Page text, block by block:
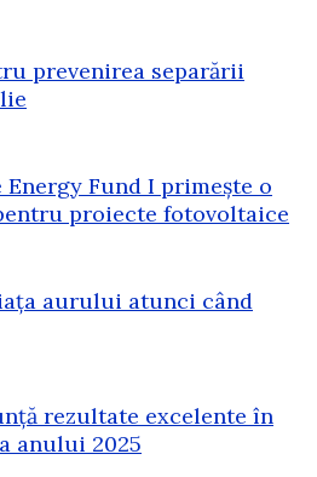
prevenirea separării
Energy Fund I primește o
proiecte fotovoltaice
aurului atunci când
rezultate excelente în
anului 2025